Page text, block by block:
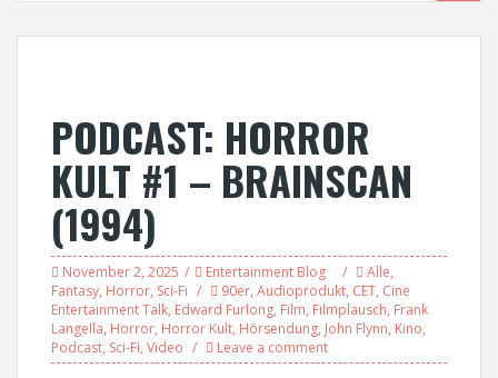
PODCAST: HORROR
KULT #1 – BRAINSCAN
(1994)
November 2, 2025 Entertainment Blog Alle,
Fantasy, Horror, Sci-Fi 90er, Audioprodukt, CET, Cine
Entertainment Talk, Edward Furlong, Film, Filmplausch, Frank
Langella, Horror, Horror Kult, Hörsendung, John Flynn, Kino,
Podcast, Sci-Fi, Video Leave a comment